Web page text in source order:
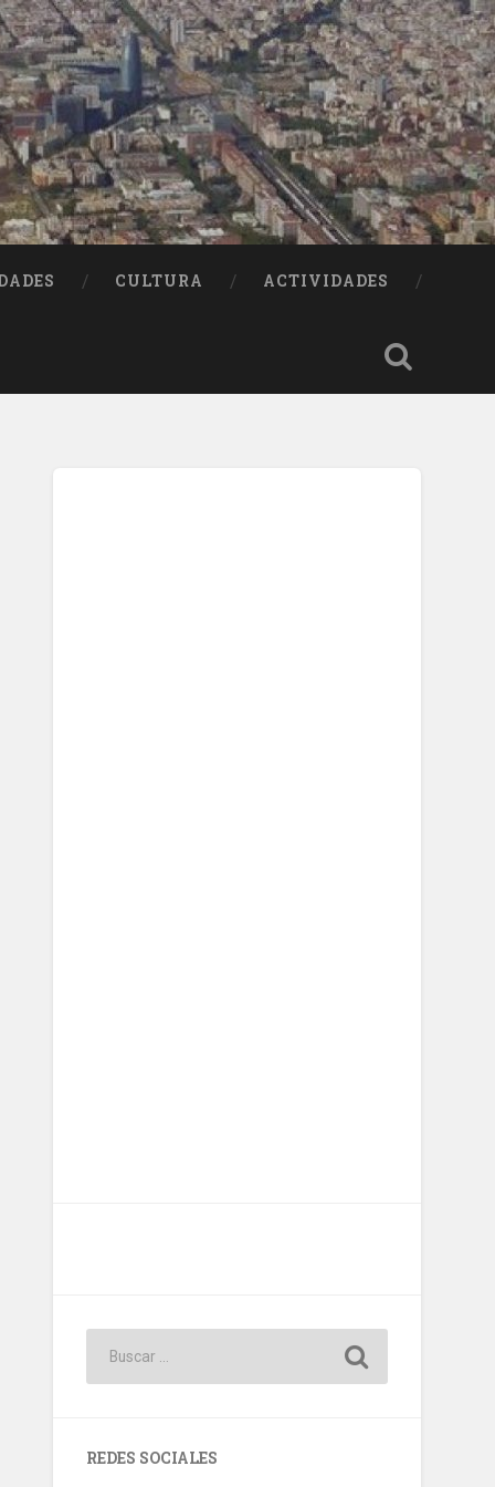
CULTURA ACTIVIDADES
REDES SOCIALES